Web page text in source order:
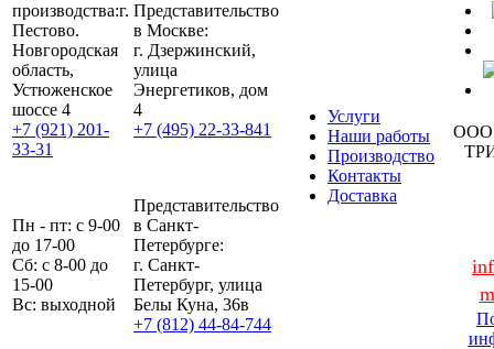
производства:г.
Пестово.
Новгородская
область,
Устюженское
шоссе 4
+7 (921) 201-
33-31
Представительство
в Москве:
г. Дзержинский,
улица
Энергетиков, дом
4
+7 (495) 22-33-841
Услуги
Наши работы
Производство
Контакты
Доставка
ООО
Пн - пт: с 9-00
до 17-00
Сб: с 8-00 до
15-00
Вс: выходной
Представительство
в Санкт-
Петербурге:
г. Санкт-
Петербург, улица
Белы Куна, 36в
+7 (812) 44-84-744